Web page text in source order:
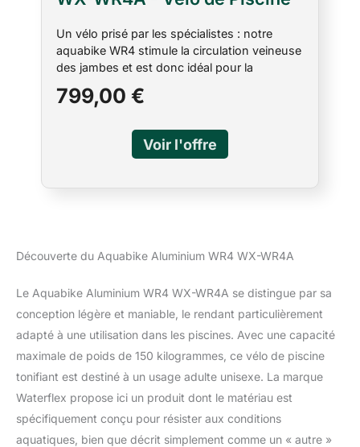
Hydraulique - Réglages
Faciles - Utilisation Pieds
Nus - Prof. 1,1-1,6m - WX
Water Flex Water Fitness
Un vélo prisé par les spécialistes : notre
aquabike WR4 stimule la circulation veineuse
des jambes et est donc idéal pour la
d’entraînement Tonifiant et ultra léger : sa
légèreté sans égale. L’ergonomie adaptative
avec 6 axes de réglage et un système Click &
harmonieusement au fil des entraînements
aqua double speed : ce sont les pédales qui
complètent la résistance hydraulique variable
du WR4 Air. En déployant les ailettes, la
surface de contact avec l’eau s’élargit et
l’effort de pédalage redouble Satisfaction et
garantie à 100% : chez Waterflex, nous nous
offrant des produits de qualité avec un
service client adapté à votre besoin. Si vous
avez des questions concernant nos
799,00 €
Découverte du Aquabike Aluminium WR4 WX-WR4A
Le Aquabike Aluminium WR4 WX-WR4A se distingue par sa
conception légère et maniable, le rendant particulièrement
adapté à une utilisation dans les piscines. Avec une capacité
maximale de poids de 150 kilogrammes, ce vélo de piscine
tonifiant est destiné à un usage adulte unisexe. La marque
Waterflex propose ici un produit dont le matériau est
spécifiquement conçu pour résister aux conditions
aquatiques, bien que décrit simplement comme un « autre »